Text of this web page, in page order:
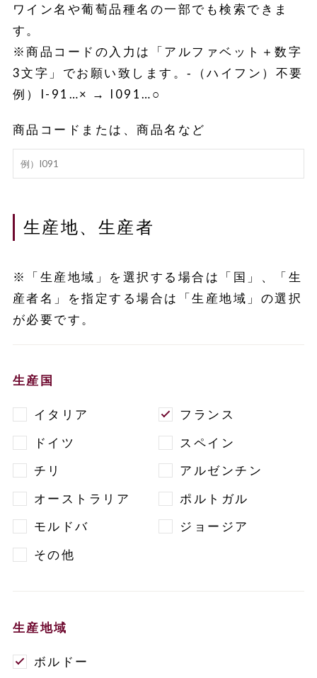
ワイン名や葡萄品種名の一部でも検索できま
す。
※商品コードの入力は「アルファベット＋数字
3文字」でお願い致します。‐（ハイフン）不要
例）I-91…× → I091…○
商品コードまたは、商品名など
生産地、生産者
※「生産地域」を選択する場合は「国」、「生
産者名」を指定する場合は「生産地域」の選択
が必要です。
生産国
イタリア
フランス
ドイツ
スペイン
チリ
アルゼンチン
オーストラリア
ポルトガル
モルドバ
ジョージア
その他
生産地域
ボルドー